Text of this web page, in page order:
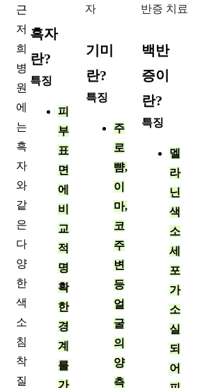
근
저
희
병
원
에
는
흑
자
와
같
은
다
양
한
색
소
침
착
질
흑자
란?
특징
피
부
표
면
에
비
교
적
명
확
한
경
계
를
가
기미
란?
특징
주
로
뺨,
이
마,
코
주
변
등
얼
굴
의
양
측
백반
증이
란?
특징
멜
라
닌
색
소
세
포
가
소
실
되
어